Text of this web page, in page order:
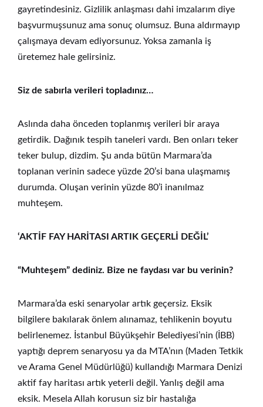
gayretindesiniz. Gizlilik anlaşması dahi imzalarım diye
başvurmuşsunuz ama sonuç olumsuz. Buna aldırmayıp
çalışmaya devam ediyorsunuz. Yoksa zamanla iş
üretemez hale gelirsiniz.
Siz de sabırla verileri topladınız…
Aslında daha önceden toplanmış verileri bir araya
getirdik. Dağınık tespih taneleri vardı. Ben onları teker
teker bulup, dizdim. Şu anda bütün Marmara’da
toplanan verinin sadece yüzde 20’si bana ulaşmamış
durumda. Oluşan verinin yüzde 80’i inanılmaz
muhteşem.
‘AKTİF FAY HARİTASI ARTIK GEÇERLİ DEĞİL’
“Muhteşem” dediniz. Bize ne faydası var bu verinin?
Marmara’da eski senaryolar artık geçersiz. Eksik
bilgilere bakılarak önlem alınamaz, tehlikenin boyutu
belirlenemez. İstanbul Büyükşehir Belediyesi’nin (İBB)
yaptığı deprem senaryosu ya da MTA’nın (Maden Tetkik
ve Arama Genel Müdürlüğü) kullandığı Marmara Denizi
aktif fay haritası artık yeterli değil. Yanlış değil ama
eksik. Mesela Allah korusun siz bir hastalığa